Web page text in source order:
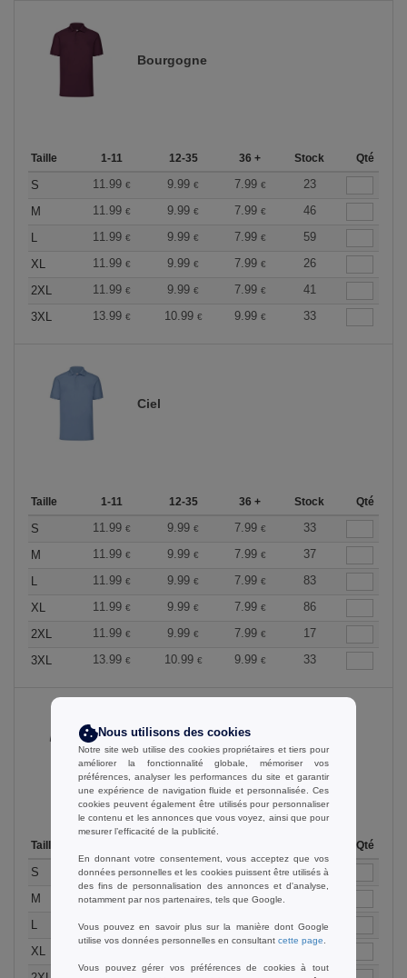
Bourgogne
Taille 1-11 12-35 36 + Stock Qté
S 11.99 € 9.99 € 7.99 €
23
M
11.99 € 9.99 € 7.99 €
46
L
11.99 € 9.99 € 7.99 €
59
XL
11.99 € 9.99 € 7.99 €
26
2XL
11.99 € 9.99 € 7.99 €
41
3XL
13.99 € 10.99 € 9.99 € 33
Ciel
Taille 1-11 12-35 36 + Stock Qté
S 11.99 € 9.99 € 7.99 €
33
M
11.99 € 9.99 € 7.99 €
37
L
11.99 € 9.99 € 7.99 €
83
XL
11.99 € 9.99 € 7.99 €
86
2XL
11.99 € 9.99 € 7.99 €
17
3XL
13.99 € 10.99 € 9.99 € 33
Deep Navy
Taille Qté
S 11.99€ 9.99€ 7.99€
105
M
11.99 € 9.99€ 7.99€
L
11.99€ 9.99€ 7.99€
234
XL
Nous utilisons des cookies
Notre site web utilise des cookies propriétaires et tiers pour
améliorer la fonctionnalité globale, mémoriser vos
préférences, analyser les performances du site et garantir
une expérience de navigation fluide et personnalisée. Ces
cookies peuvent également être utilisés pour personnaliser
le contenu et les annonces que vous voyez, ainsi que pour
mesurer l’efficacité de la publicité.
En donnant votre consentement, vous acceptez que vos
données personnelles et les cookies puissent être utilisés à
des fins de personnalisation des annonces et d'analyse,
notamment par nos partenaires, tels que Google.
Vous pouvez en savoir plus sur la manière dont Google
utilise vos données personnelles en consultant cette page
Vous pouvez gérer vos préférences de cookies à tout